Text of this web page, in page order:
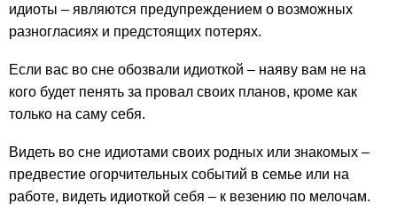
идиоты – являются предупреждением о возможных
разногласиях и предстоящих потерях.
Если вас во сне обозвали идиоткой – наяву вам не на
кого будет пенять за провал своих планов, кроме как
только на саму себя.
Видеть во сне идиотами своих родных или знакомых –
предвестие огорчительных событий в семье или на
работе, видеть идиоткой себя – к везению по мелочам.